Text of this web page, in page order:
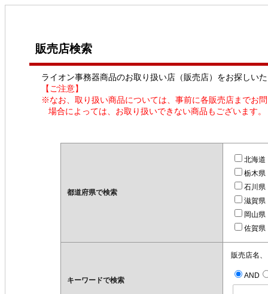
販売店検索
ライオン事務器商品のお取り扱い店（販売店）をお探しい
【ご注意】
※なお、取り扱い商品については、事前に各販売店までお
場合によっては、お取り扱いできない商品もございます。
都道府県で検索
北海道
栃木県
石川県
滋賀県
岡山県
佐賀県
キーワードで検索
販売店名
AND